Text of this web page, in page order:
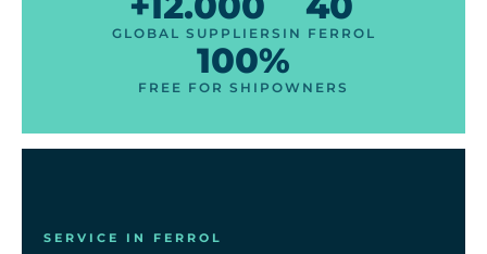
GLOBAL SUPPLIERS IN FERROL
100%
FREE FOR SHIPOWNERS
SERVICE IN FERROL